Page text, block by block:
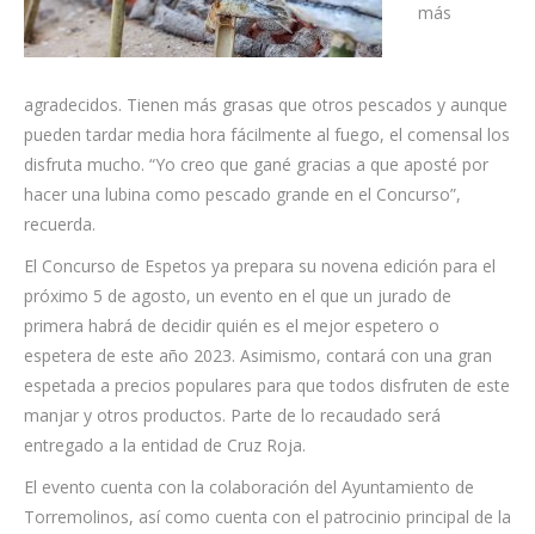
más
agradecidos. Tienen más grasas que otros pescados y aunque
pueden tardar media hora fácilmente al fuego, el comensal los
disfruta mucho. “Yo creo que gané gracias a que aposté por
hacer una lubina como pescado grande en el Concurso”,
recuerda.
El Concurso de Espetos ya prepara su novena edición para el
próximo 5 de agosto, un evento en el que un jurado de
primera habrá de decidir quién es el mejor espetero o
espetera de este año 2023. Asimismo, contará con una gran
espetada a precios populares para que todos disfruten de este
manjar y otros productos. Parte de lo recaudado será
entregado a la entidad de Cruz Roja.
El evento cuenta con la colaboración del Ayuntamiento de
Torremolinos, así como cuenta con el patrocinio principal de la